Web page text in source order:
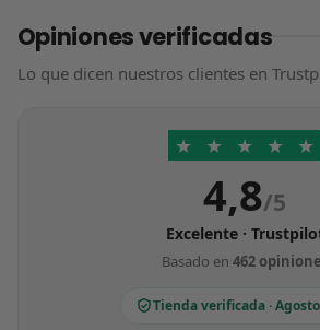
Opiniones verificadas
Lo que dicen nuestros clientes en
★ ★ ★ ★ ★
4,8/5
Excelente ·
Basado en 462
Tienda verificada ·